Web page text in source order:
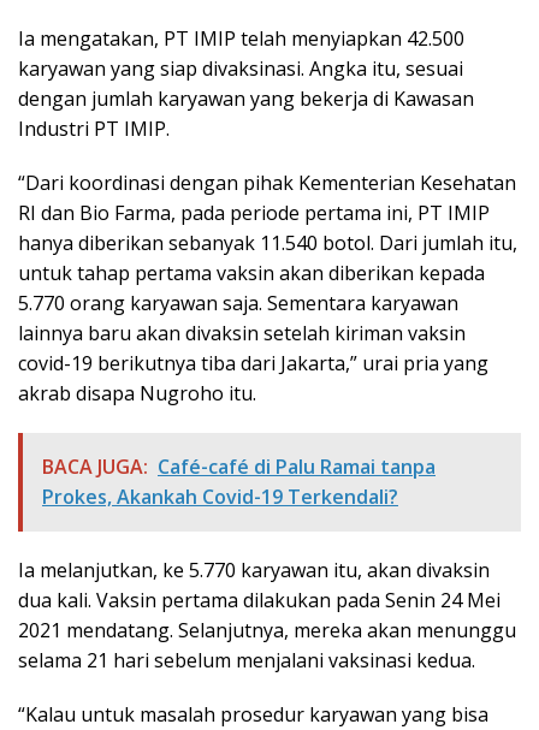
Ia mengatakan, PT IMIP telah menyiapkan 42.500
karyawan yang siap divaksinasi. Angka itu, sesuai
dengan jumlah karyawan yang bekerja di Kawasan
Industri PT IMIP.
“Dari koordinasi dengan pihak Kementerian Kesehatan
RI dan Bio Farma, pada periode pertama ini, PT IMIP
hanya diberikan sebanyak 11.540 botol. Dari jumlah itu,
untuk tahap pertama vaksin akan diberikan kepada
5.770 orang karyawan saja. Sementara karyawan
lainnya baru akan divaksin setelah kiriman vaksin
covid-19 berikutnya tiba dari Jakarta,” urai pria yang
akrab disapa Nugroho itu.
BACA JUGA: Café-café di Palu Ramai tanpa
Prokes, Akankah Covid-19 Terkendali?
Ia melanjutkan, ke 5.770 karyawan itu, akan divaksin
dua kali. Vaksin pertama dilakukan pada Senin 24 Mei
2021 mendatang. Selanjutnya, mereka akan menunggu
selama 21 hari sebelum menjalani vaksinasi kedua.
“Kalau untuk masalah prosedur karyawan yang bisa